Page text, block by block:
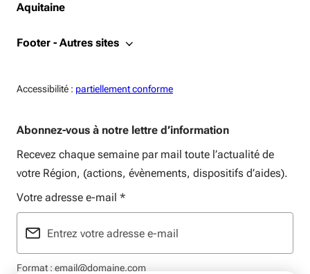
Aquitaine
Footer - Autres sites
Accessibilité : Accessiblité:
partiellement conforme
Abonnez-vous à notre lettre d’information
Recevez chaque semaine par mail toute l’actualité de
votre Région, (actions, évènements, dispositifs d’aides).
Votre adresse e-mail *
Format : email@domaine.com